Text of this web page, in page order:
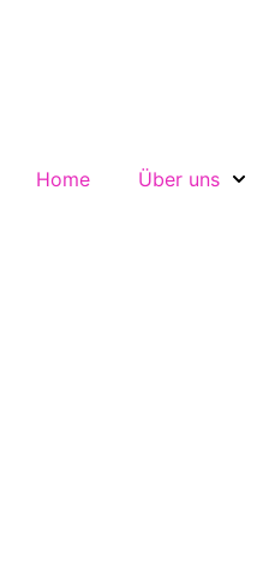
Home Über uns